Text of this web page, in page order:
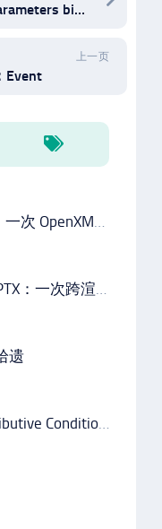
Why are function parameters bivariant?
上一页
Event
把字体塞进 PPTX：一次 OpenXML 实战
把 HTML 翻译成 PPTX：一次跨渲染模型的工程实践
遗
TypeScript 之 Distributive Conditional Types